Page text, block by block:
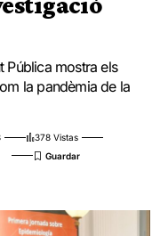
Pública mostra els
la pandèmia de la
378 Vistas